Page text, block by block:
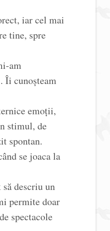
iar cel mai
tine, spre
am
Îi cunoșteam
emoții,
stimul, de
spontan.
se joaca la
descriu un
permite doar
spectacole